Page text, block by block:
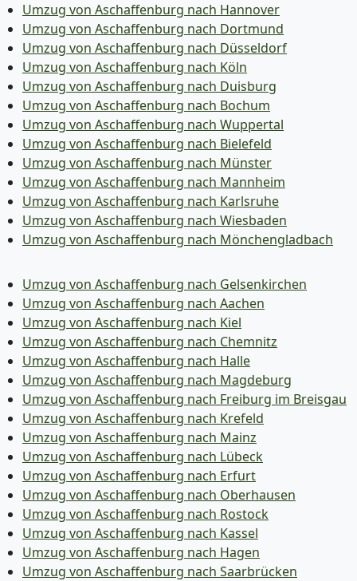
Umzug von Aschaffenburg nach Hannover
Umzug von Aschaffenburg nach Dortmund
Umzug von Aschaffenburg nach Düsseldorf
Umzug von Aschaffenburg nach Köln
Umzug von Aschaffenburg nach Duisburg
Umzug von Aschaffenburg nach Bochum
Umzug von Aschaffenburg nach Wuppertal
Umzug von Aschaffenburg nach Bielefeld
Umzug von Aschaffenburg nach Münster
Umzug von Aschaffenburg nach Mannheim
Umzug von Aschaffenburg nach Karlsruhe
Umzug von Aschaffenburg nach Wiesbaden
Umzug von Aschaffenburg nach Mönchen­gladbach
Umzug von Aschaffenburg nach Gelsenkirchen
Umzug von Aschaffenburg nach Aachen
Umzug von Aschaffenburg nach Kiel
Umzug von Aschaffenburg nach Chemnitz
Umzug von Aschaffenburg nach Halle
Umzug von Aschaffenburg nach Magdeburg
Umzug von Aschaffenburg nach Freiburg im Breisgau
Umzug von Aschaffenburg nach Krefeld
Umzug von Aschaffenburg nach Mainz
Umzug von Aschaffenburg nach Lübeck
Umzug von Aschaffenburg nach Erfurt
Umzug von Aschaffenburg nach Oberhausen
Umzug von Aschaffenburg nach Rostock
Umzug von Aschaffenburg nach Kassel
Umzug von Aschaffenburg nach Hagen
Umzug von Aschaffenburg nach Saarbrücken